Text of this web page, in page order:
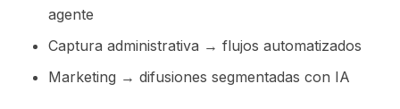
agente
Captura administrativa → flujos automatizados
Marketing → difusiones segmentadas con IA